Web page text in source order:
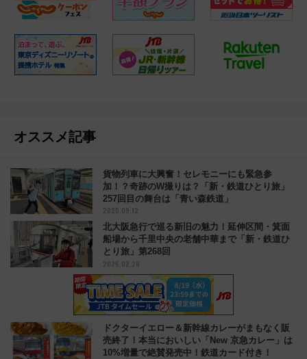
オススメ記事
貨物列車に大興奮！セレモニーにも緊急参
加！？奇跡のW撮りは？「新・鉄道ひとり旅」
257回目の舞台は「青い森鉄道」
2025.09.12
北大阪急行で巡る新旧の魅力！延伸区間・箕面
船場から千里中央の老舗中華まで「新・鉄道ひ
とり旅」第268回
2026.02.28
ドクターイエロー＆新幹線カレーがまもなく販
売終了！本当においしい「New 京急カレー」は
10%増量で絶賛発売中！鉄道カード付き！